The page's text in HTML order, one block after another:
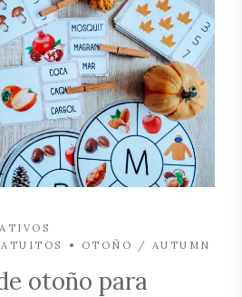
OTOÑO / AUTUMN
otoño para